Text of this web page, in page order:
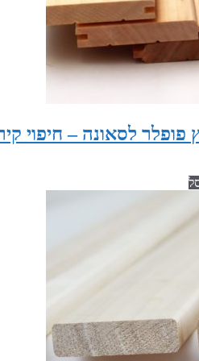
פופלר לסאונה – חיפוי